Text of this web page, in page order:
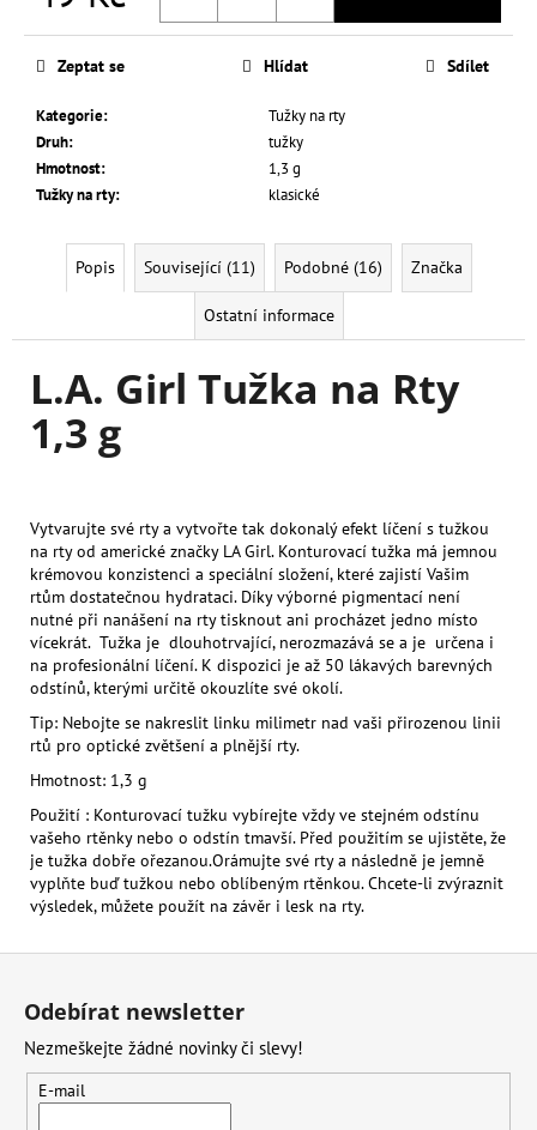
Kategorie:
Tužky na rty
Druh:
tužky
Hmotnost:
1,3 g
Tužky na rty: klasické
Zeptat se Hlídat Sdílet
Popis Související (11) Podobné (16) Značka
Ostatní informace
L.A. Girl Tužka na Rty
1,3 g
Vytvarujte své rty a vytvořte tak dokonalý efekt líčení s tužkou
na rty od americké značky LA Girl. Konturovací tužka má jemnou
krémovou konzistenci a speciální složení, které zajistí Vašim
rtům dostatečnou hydrataci. Díky výborné pigmentací není
nutné při nanášení na rty tisknout ani procházet jedno místo
vícekrát. Tužka je dlouhotrvající, nerozmazává se a je určena i
na profesionální líčení. K dispozici je až 50 lákavých barevných
odstínů, kterými určitě okouzlíte své okolí.
Tip: Nebojte se nakreslit linku milimetr nad vaši přirozenou linii
rtů pro optické zvětšení a plnější rty.
Hmotnost: 1,3 g
Použití : Konturovací tužku vybírejte vždy ve stejném odstínu
vašeho rtěnky nebo o odstín tmavší. Před použitím se ujistěte, že
je tužka dobře ořezanou.Orámujte své rty a následně je jemně
vyplňte buď tužkou nebo oblíbeným rtěnkou. Chcete-li zvýraznit
výsledek, můžete použít na závěr i lesk na rty.
Odebírat newsletter
Nezmeškejte žádné novinky či slevy!
E-mail